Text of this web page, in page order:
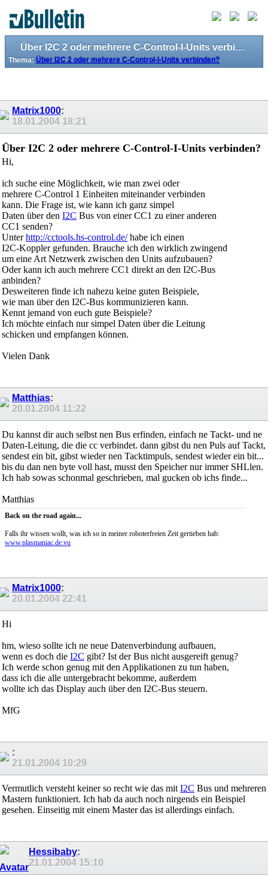
Über I2C 2 oder mehrere C-Control-I-Units verbinden?
Thema: Über I2C 2 oder mehrere C-Control-I-Units verbinden?
Matrix1000:
18.01.2004 18:21
Über I2C 2 oder mehrere C-Control-I-Units verbinden?
Hi,
ich suche eine Möglichkeit, wie man zwei oder
mehrere C-Control 1 Einheiten miteinander verbinden
kann. Die Frage ist, wie kann ich ganz simpel
Daten über den I2C Bus von einer CC1 zu einer anderen
CC1 senden?
Unterhttp://cctools.hs-control.de/habe ich einen
I2C-Koppler gefunden. Brauche ich den wirklich zwingend
um eine Art Netzwerk zwischen den Units aufzubauen?
Oder kann ich auch mehrere CC1 direkt an den I2C-Bus
anbinden?
Desweiteren finde ich nahezu keine guten Beispiele,
wie man über den I2C-Bus kommunizieren kann.
Kennt jemand von euch gute Beispiele?
Ich möchte einfach nur simpel Daten über die Leitung
schicken und empfangen können.
Vielen Dank
Matthias:
20.01.2004 11:22
Du kannst dir auch selbst nen Bus erfinden, einfach ne Tackt- und ne
Daten-Leitung, die die cc verbindet. dann gibst du nen Puls auf Tackt,
sendest ein bit, gibst wieder nen Tacktimpuls, sendest wieder ein bit...
bis du dan nen byte voll hast, musst den Speicher nur immer SHLlen.
Ich hab sowas schonmal geschrieben, mal gucken ob ichs finde...
Matthias
Back on the road again...
Falls ihr wissen wollt, was ich so in meiner roboterfreien Zeit gertieben hab:
www.plasmaniac.de.vu
Matrix1000:
20.01.2004 22:41
Hi
hm, wieso sollte ich ne neue Datenverbindung aufbauen,
wenn es doch die I2C gibt? Ist der Bus nicht ausgereift genug?
Ich werde schon genug mit den Applikationen zu tun haben,
dass ich die alle untergebracht bekomme, außerdem
wollte ich das Display auch über den I2C-Bus steuern.
MfG
:
21.01.2004 10:29
Vermutlich versteht keiner so recht wie das mit I2C Bus und mehreren
Mastern funktioniert. Ich hab da auch noch nirgends ein Beispiel
gesehen. Einseitig mit einem Master das ist allerdings einfach.
Hessibaby:
21.01.2004 15:10